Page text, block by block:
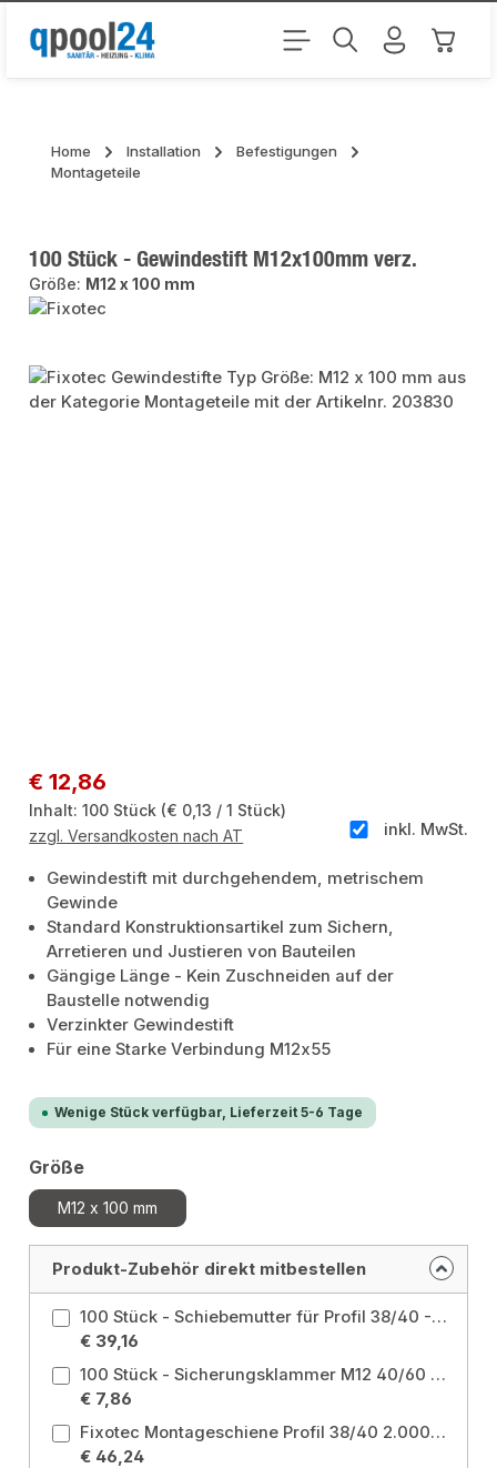
Zum Hauptinhalt springen
Home Installation
Befestigungen
Montageteile
100 Stück - Gewindestift M12x100mm verz.
Größe: M12 x 100 mm
Bildergalerie überspringen
Regulärer Preis:
€ 12,86
Inhalt:100 Stück (€ 0,13 / 1 Stück)
inkl. MwSt.
zzgl. Versandkosten nach AT
Gewindestift mit durchgehendem, metrischem
Gewinde
Standard Konstruktionsartikel zum Sichern,
Arretieren und Justieren von Bauteilen
Gängige Länge - Kein Zuschneiden auf der
Baustelle notwendig
Verzinkter Gewindestift
Für eine Starke Verbindung M12x55
Wenige Stück verfügbar, Lieferzeit 5-6 Tage
Größeauswählen
M12 x 100 mm
Produkt-Zubehör direkt mitbestellen
100 Stück - Schiebemutter für Profil 38/40 - 40/60 M12 verzinkt Größe: M12 38/40
€ 39,16
100 Stück - Sicherungsklammer M12 40/60 verzinkt Größe: 40/60 M12
€ 7,86
Fixotec Montageschiene Profil 38/40 2.000mm Stärke 2,00mm verzinkt - 2 Stück
€ 46,24